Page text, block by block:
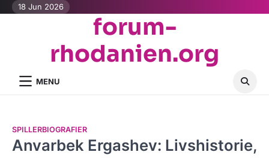
Skip18 Jun 2026
forum-
rhodanien.org
MENU
SPILLERBIOGRAFIER
Anvarbek Ergashev: Livshistorie,